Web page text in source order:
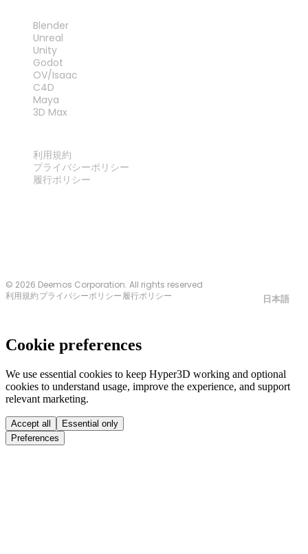
Blender
Unreal
Unity
Godot
OV/Isaac
C4D
Maya
3D Max
利用規約
プライバシーポリシー
履行ポリシー
© 2026 Deemos Corporation. All rights reserved
利用規約プライバシーポリシー履行ポリシー 日本語
Cookie preferences
We use essential cookies to keep Hyper3D working and optional
cookies to understand usage, improve the experience, and support
relevant marketing.
Accept all
Essential only
Preferences